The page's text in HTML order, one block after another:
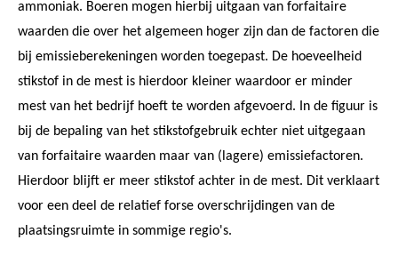
ammoniak. Boeren mogen hierbij uitgaan van forfaitaire
waarden die over het algemeen hoger zijn dan de factoren die
bij emissieberekeningen worden toegepast. De hoeveelheid
stikstof in de mest is hierdoor kleiner waardoor er minder
mest van het bedrijf hoeft te worden afgevoerd. In de figuur is
bij de bepaling van het stikstofgebruik echter niet uitgegaan
van forfaitaire waarden maar van (lagere) emissiefactoren.
Hierdoor blijft er meer stikstof achter in de mest. Dit verklaart
voor een deel de relatief forse overschrijdingen van de
plaatsingsruimte in sommige regio's.